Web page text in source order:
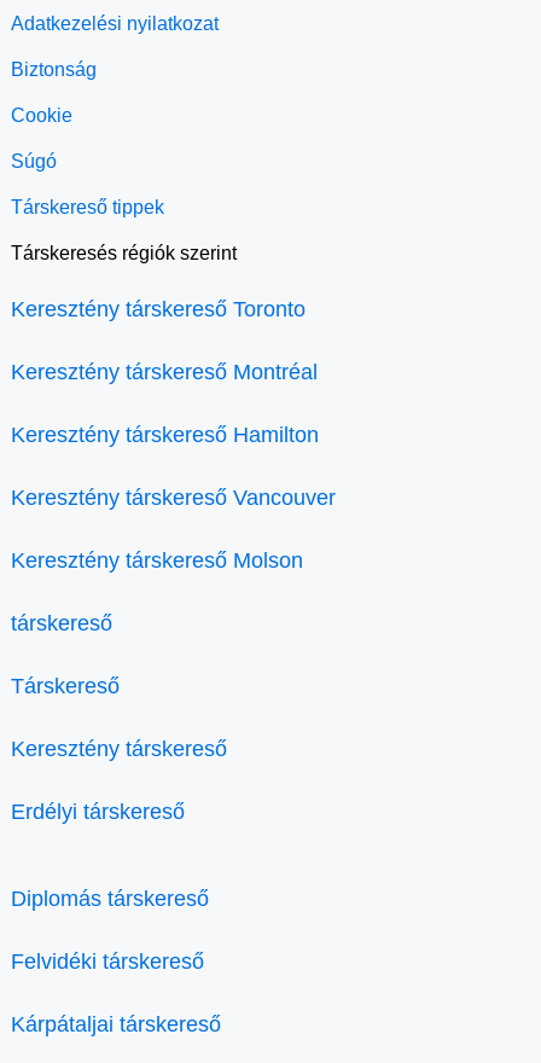
Adatkezelési nyilatkozat
Biztonság
Cookie
Súgó
Társkereső tippek
Társkeresés régiók szerint
Keresztény társkereső Toronto
Keresztény társkereső Montréal
Keresztény társkereső Hamilton
Keresztény társkereső Vancouver
Keresztény társkereső Molson
társkereső
Társkereső
Keresztény társkereső
Erdélyi társkereső
Diplomás társkereső
Felvidéki társkereső
Kárpátaljai társkereső